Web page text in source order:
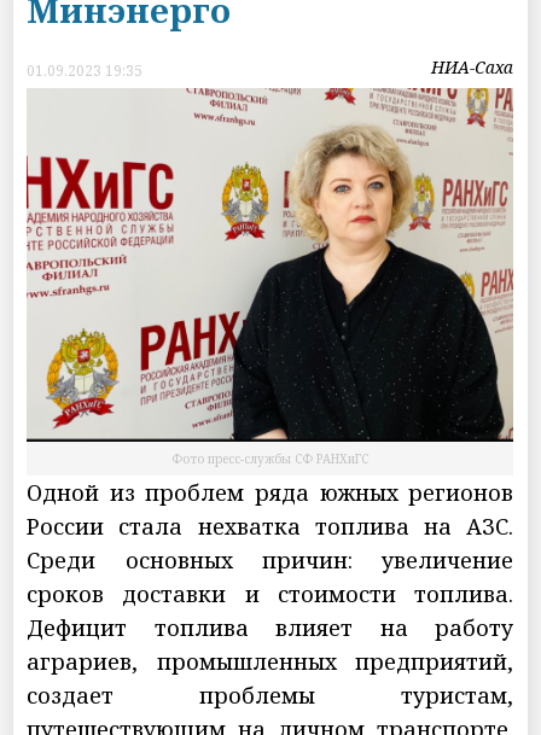
Минэнерго
01.09.2023 19:35 НИА-Саха
Фото пресс-службы СФ РАНХиГС
Одной из проблем ряда южных регионов
России стала нехватка топлива на АЗС.
Среди основных причин: увеличение
сроков доставки и стоимости топлива.
Дефицит топлива влияет на работу
аграриев, промышленных предприятий,
создает проблемы туристам,
путешествующим на личном транспорте.